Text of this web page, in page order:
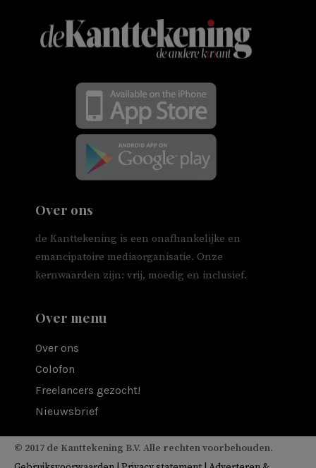
Over ons
de Kanttekening is een onafhankelijke en
emancipatoire mediaorganisatie. Onze
kernwaarden zijn: vrij, moedig en inclusief.
Over menu
Over ons
Colofon
Freelancers gezocht!
Nieuwsbrief
© 2017 de Kanttekening B.V. Alle rechten voorbehouden.